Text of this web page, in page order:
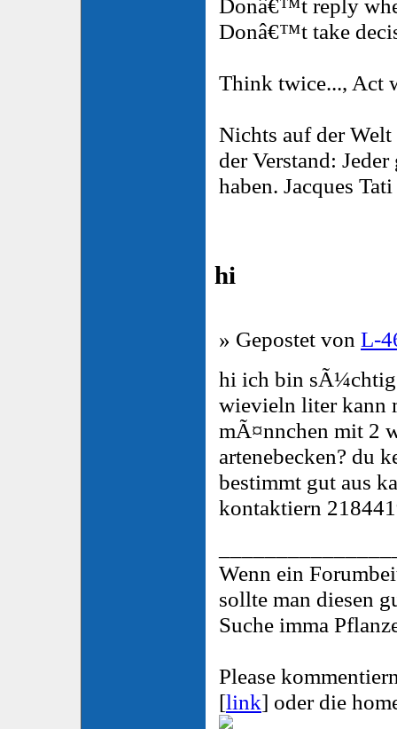
Donâ€™t reply
Donâ€™t take
Think twice..., Act
Nichts auf der
der Verstand:
haben. Jacques
hi
» Gepostet von L-
hi ich bin sÃ¼chtig
wievieln liter kann
mÃ¤nnchen mit 2
artenebecken? du
bestimmt gut aus
kontaktiern
Wenn ein
sollte man diesen
Suche imma
Please
[link] oder die